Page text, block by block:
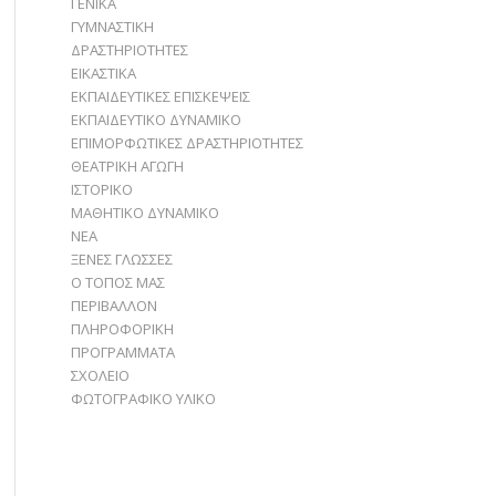
ΓΥΜΝΑΣΤΙΚΗ
ΔΡΑΣΤΗΡΙΟΤΗΤΕΣ
ΕΙΚΑΣΤΙΚΑ
ΕΚΠΑΙΔΕΥΤΙΚΕΣ ΕΠΙΣΚΕΨΕΙΣ
ΕΚΠΑΙΔΕΥΤΙΚΟ ΔΥΝΑΜΙΚΟ
ΕΠΙΜΟΡΦΩΤΙΚΕΣ ΔΡΑΣΤΗΡΙΟΤΗΤΕΣ
ΘΕΑΤΡΙΚΗ ΑΓΩΓΗ
ΙΣΤΟΡΙΚΟ
ΜΑΘΗΤΙΚΟ ΔΥΝΑΜΙΚΟ
ΝΕΑ
ΞΕΝΕΣ ΓΛΩΣΣΕΣ
Ο ΤΟΠΟΣ ΜΑΣ
ΠΕΡΙΒΑΛΛΟΝ
ΠΛΗΡΟΦΟΡΙΚΗ
ΠΡΟΓΡΑΜΜΑΤΑ
ΣΧΟΛΕΙΟ
ΦΩΤΟΓΡΑΦΙΚΟ ΥΛΙΚΟ